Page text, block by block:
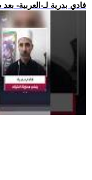
.. فادي بدرية لـ-